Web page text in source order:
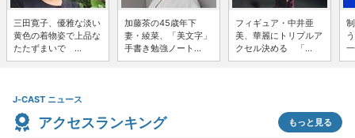
三田寛子、優雅な淡い
黄色の着物姿で上品な
たたずまいで ...
加藤茶の45歳年下
妻・綾菜、「美文字」
手書き勉強ノート...
フィギュア・中井亜
美、華麗にトリプルア
クセル決める 「...
J-CAST ニュース
アクセスランキング もっと見る